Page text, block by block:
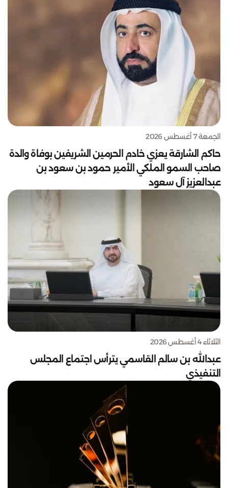
الجمعة 7 أغسطس 2026
حاكم الشارقة يعزي خادم الحرمين الشريفين بوفاة والدة
صاحب السمو الملكي الأمير حمود بن سعود بن
عبدالعزيز آل سعود
الثلاثاء 4 أغسطس 2026
عبدالله بن سالم القاسمي يترأس اجتماع المجلس
التنفيذي